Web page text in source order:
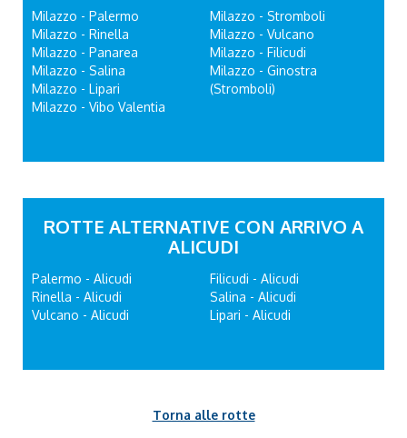
Milazzo - Palermo
Milazzo - Rinella
Milazzo - Panarea
Milazzo - Salina
Milazzo - Lipari
Milazzo - Vibo Valentia
Milazzo - Stromboli
Milazzo - Vulcano
Milazzo - Filicudi
Milazzo - Ginostra
(Stromboli)
ROTTE ALTERNATIVE CON ARRIVO A
ALICUDI
Palermo - Alicudi
Rinella - Alicudi
Vulcano - Alicudi
Filicudi - Alicudi
Salina - Alicudi
Lipari - Alicudi
Torna alle rotte